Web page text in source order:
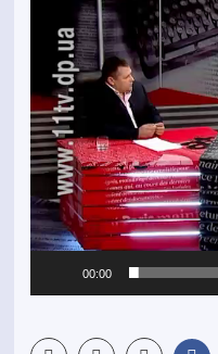
00:00